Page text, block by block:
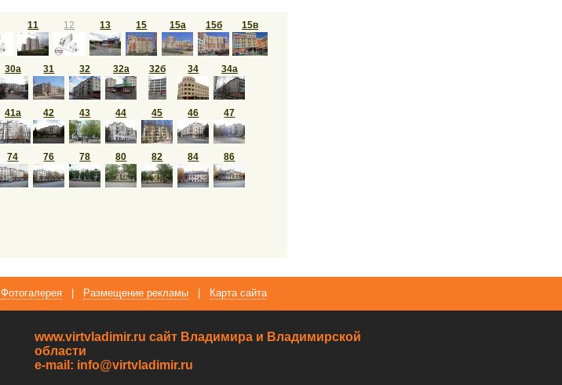
11 12 13 15 15а 15б 15в
30а 31 32 32а 32б 34 34а
41а 42 43 44 45 46 47
74 76 78 80 82 84 86
Фотогалерея Размещение рекламы Карта сайта
www.virtvladimir.ru cайт Владимира и Владимирской
области
e-mail: info@virtvladimir.ru